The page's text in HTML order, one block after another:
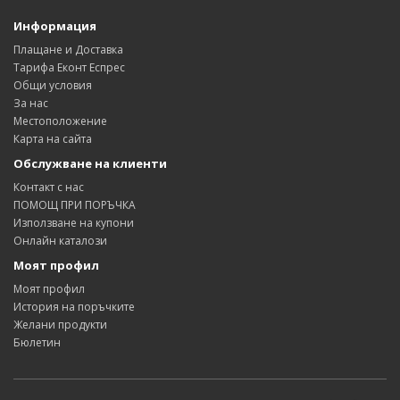
Информация
Плащане и Доставка
Тарифа Еконт Еспрес
Общи условия
За нас
Местоположение
Карта на сайта
Обслужване на клиенти
Контакт с нас
ПОМОЩ ПРИ ПОРЪЧКА
Използване на купони
Онлайн каталози
Моят профил
Моят профил
История на поръчките
Желани продукти
Бюлетин